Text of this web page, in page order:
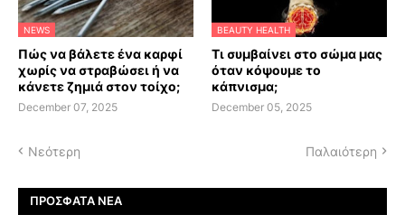
NEWS
Πώς να βάλετε ένα καρφί
χωρίς να στραβώσει ή να
κάνετε ζημιά στον τοίχο;
December 07, 2025
BEAUTY HEALTH
Τι συμβαίνει στο σώμα μας
όταν κόψουμε το
κάπνισμα;
December 05, 2025
Νεότερη Παλαιότερη
ΠΡΌΣΦΑΤΑ ΝΈΑ